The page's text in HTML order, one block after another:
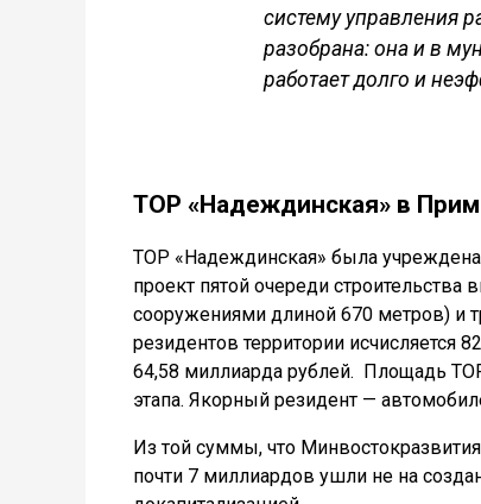
систему управления
разобрана: она и в
работает долго и
ТОР «Надеждинская» в
ТОР «Надеждинская» была учреждена
проект пятой очереди
сооружениями длиной 670 метров) и
резидентов территории исчисляется
64,58 миллиарда рублей. Площадь ТОР
этапа. Якорный резидент —
Из той суммы, что
почти 7 миллиардов ушли не на